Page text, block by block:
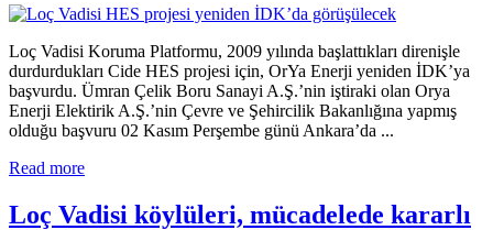
Loç Vadisi Koruma Platformu, 2009 yılında başlattıkları direnişle
durdurdukları Cide HES projesi için, OrYa Enerji yeniden İDK’ya
başvurdu. Ümran Çelik Boru Sanayi A.Ş.’nin iştiraki olan Orya
Enerji Elektirik A.Ş.’nin Çevre ve Şehircilik Bakanlığına yapmış
olduğu başvuru 02 Kasım Perşembe günü Ankara’da ...
Read more
Loç Vadisi köylüleri, mücadelede kararlı